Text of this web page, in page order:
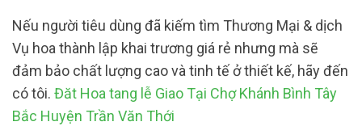
Nếu người tiêu dùng đã kiếm tìm Thương Mại & dịch
Vụ hoa thành lập khai trương giá rẻ nhưng mà sẽ
đảm bảo chất lượng cao và tinh tế ở thiết kế, hãy đến
có tôi. Đăt Hoa tang lễ Giao Tại Chợ Khánh Bình Tây
Bắc Huyện Trần Văn Thới